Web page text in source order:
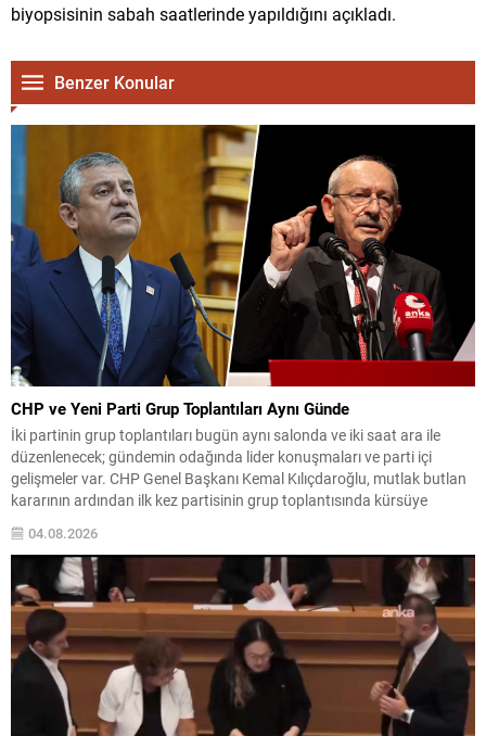
biyopsisinin sabah saatlerinde yapıldığını açıkladı.
Benzer Konular
CHP ve Yeni Parti Grup Toplantıları Aynı Günde
İki partinin grup toplantıları bugün aynı salonda ve iki saat ara ile
düzenlenecek; gündemin odağında lider konuşmaları ve parti içi
gelişmeler var. CHP Genel Başkanı Kemal Kılıçdaroğlu, mutlak butlan
kararının ardından ilk kez partisinin grup toplantısında kürsüye
teşkilatlanma çalışmalarını sürdürürken, Genel...
04.08.2026